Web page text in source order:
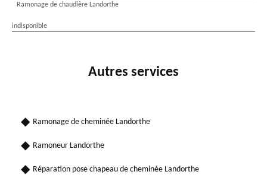
Ramonage de chaudière Landorthe
indisponible
Autres services
Ramonage de cheminée Landorthe
Ramoneur Landorthe
Réparation pose chapeau de cheminée Landorthe